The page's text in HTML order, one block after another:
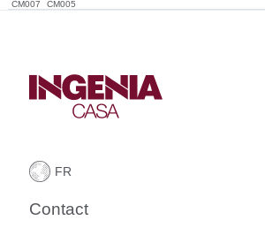
CM007 CM005
Contact